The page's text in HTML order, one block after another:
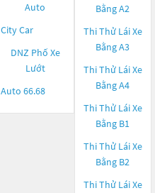
Auto
City Car
DNZ Phố Xe
Lướt
Auto 66.68
Bằng A2
Thi Thử Lái Xe
Bằng A3
Thi Thử Lái Xe
Bằng A4
Thi Thử Lái Xe
Bằng B1
Thi Thử Lái Xe
Bằng B2
Thi Thử Lái Xe